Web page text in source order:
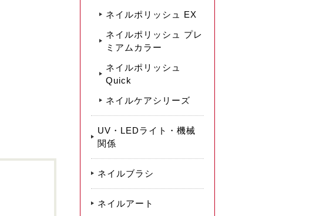
ネイルポリッシュ EX
ネイルポリッシュ プレ
ミアムカラー
ネイルポリッシュ
Quick
ネイルケアシリーズ
UV・LEDライト・機械
関係
ネイルブラシ
ネイルアート